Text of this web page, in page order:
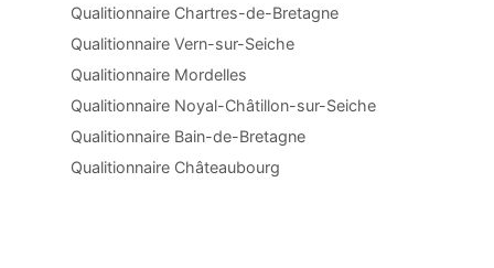
Qualitionnaire Chartres-de-Bretagne
Qualitionnaire Vern-sur-Seiche
Qualitionnaire Mordelles
Qualitionnaire Noyal-Châtillon-sur-Seiche
Qualitionnaire Bain-de-Bretagne
Qualitionnaire Châteaubourg